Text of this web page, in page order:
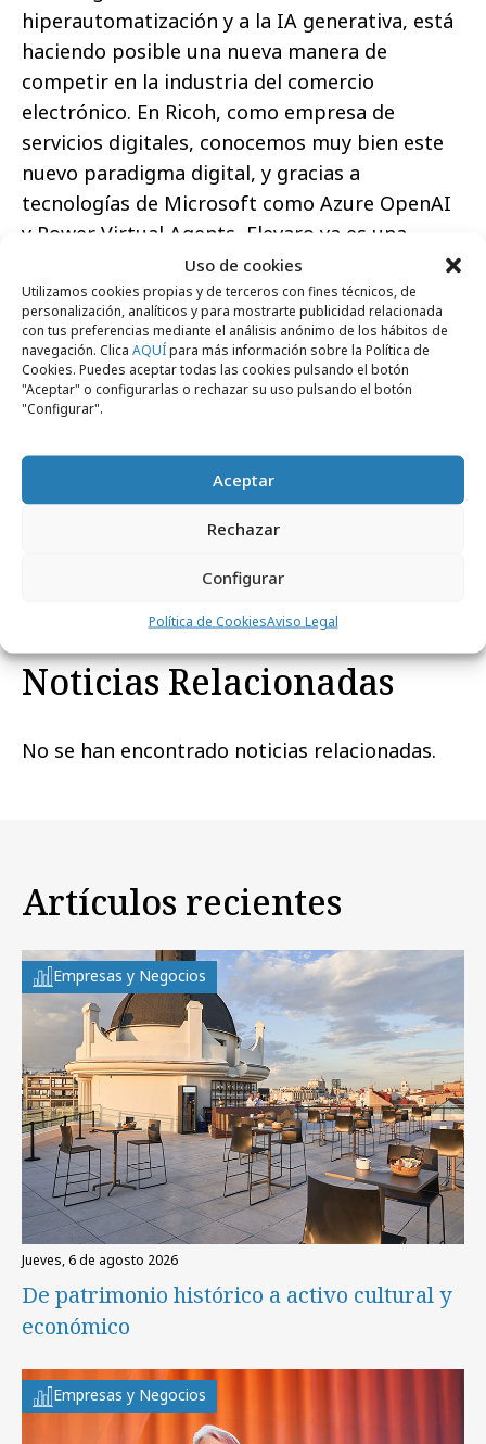
Uso de cookies
Utilizamos cookies propias y de terceros con fines técnicos, de
personalización, analíticos y para mostrarte publicidad relacionada
con tus preferencias mediante el análisis anónimo de los hábitos de
navegación. Clica AQUÍpara más información sobre la Política de
Cookies. Puedes aceptar todas las cookies pulsando el botón
"Aceptar" o configurarlas o rechazar su uso pulsando el botón
"Configurar".
Aceptar
Rechazar
Configurar
Política de CookiesAviso Legal
hiperautomatización y a la IA generativa, está
haciendo posible una nueva manera de
competir en la industria del comercio
electrónico. En Ricoh, como empresa de
servicios digitales, conocemos muy bien este
nuevo paradigma digital, y gracias a
tecnologías de Microsoft como Azure OpenAI
y Power Virtual Agents, Elevaro ya es una
realidad que permite aumentar la
productividad en la gestión de las plataformas
de comercio electrónico, así como la
conversión de ventas digitales a través de la
hiperpersonalización”, afirma Anna Vázquez,
Digital Solutions and Services Director
Noticias Relacionadas
No se han encontrado noticias relacionadas.
Artículos recientes
Empresas y Negocios
jueves, 6 de agosto 2026
De patrimonio histórico a activo cultural y
económico
Empresas y Negocios